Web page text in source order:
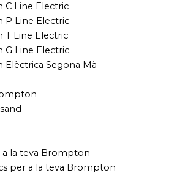
C Line Electric
P Line Electric
T Line Electric
G Line Electric
Segona Mà
a la teva Brompton
per a la teva Brompton